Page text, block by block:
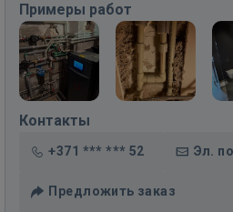
Примеры работ
Контакты
+371 *** *** 52 Эл.
Предложить заказ